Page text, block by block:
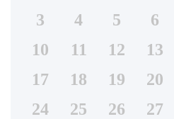
3
4 5 6
10
11 12 13
17
18 19 20
24
25 26 27